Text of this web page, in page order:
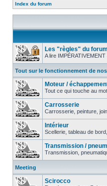
Index du forum
Les "règles" du forum
A lire
Tout sur le fonctionnement de
Moteur /
Tout ce qui touche au
Carrosserie
Carrosserie, peinture,
Intérieur
Scellerie, tableau de
Transmission /
Transmission,
Meeting
Scirocco